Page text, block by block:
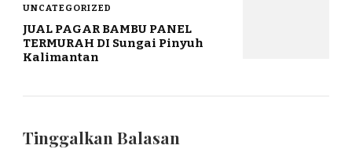
UNCATEGORIZED
JUAL PAGAR BAMBU PANEL
TERMURAH DI Sungai Pinyuh
Kalimantan
Tinggalkan Balasan